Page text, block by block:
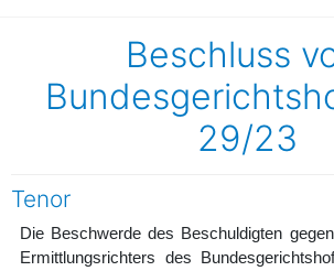
Beschluss
29/23
Tenor
Die Beschwerde des Beschuldigten
Ermittlungsrichters des